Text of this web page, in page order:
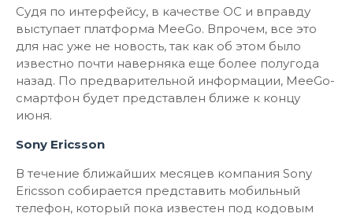
Судя по интерфейсу, в качестве ОС и вправду
выступает платформа MeeGo. Впрочем, все это
для нас уже не новость, так как об этом было
известно почти наверняка еще более полугода
назад. По предварительной информации, MeeGo-
смартфон будет представлен ближе к концу
июня.
Sony Ericsson
В течение ближайших месяцев компания Sony
Ericsson собирается представить мобильный
телефон, который пока известен под кодовым